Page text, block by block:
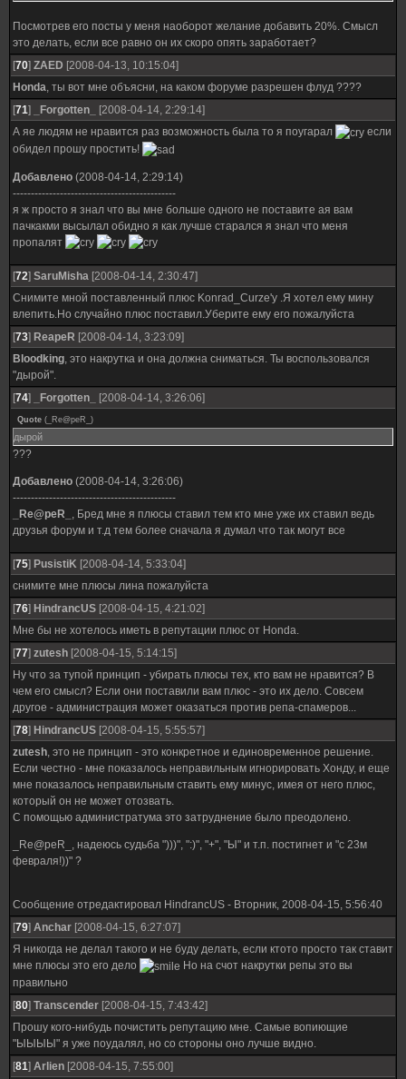
Посмотрев его посты у меня наоборот желание добавить 20%. Смысл
это делать, если все равно он их скоро опять заработает?
[70] ZAED [2008-04-13, 10:15:04]
Honda, ты вот мне объясни, на каком форуме разрешен флуд ????
[71] _Forgotten_
[2008-04-14, 2:29:14]
А яе людям не нравится раз возможность была то я поугарал
если
обидел прошу простить!
Добавлено (2008-04-14, 2:29:14)
---------------------------------------------
я ж просто я знал что вы мне больше одного не поставите ая вам
пачкакми высылал обидно я как лучше старался я знал что меня
пропалят
[72] SaruMisha [2008-04-14, 2:30:47]
Снимите мной поставленный плюс Konrad_Curze'у .Я хотел ему мину
влепить.Но случайно плюс поставил.Уберите ему его пожалуйста
[73] ReapeR [2008-04-14, 3:23:09]
Bloodking, это накрутка и она должна сниматься. Ты воспользовался
"дырой".
[74] _Forgotten_ [2008-04-14, 3:26:06]
Quote ( _Re@peR_ )
дырой
???
Добавлено (2008-04-14, 3:26:06)
---------------------------------------------
_Re@peR_ , Бред мне я плюсы ставил тем кто мне уже их ставил ведь
друзья форум и т.д тем более сначала я думал что так могут все
[75] PusistiK [2008-04-14, 5:33:04]
снимите мне плюсы лина пожалуйста
[76] HindrancUS [2008-04-15, 4:21:02]
Мне бы не хотелось иметь в репутации плюс от Honda.
[77] zutesh [2008-04-15, 5:14:15]
Ну что за тупой принцип - убирать плюсы тех, кто вам не нравится? В
чем его смысл? Если они поставили вам плюс - это их дело. Совсем
другое - администрация может оказаться против репа-спамеров...
[78] HindrancUS [2008-04-15, 5:55:57]
zutesh, это не принцип - это конкретное и единовременное решение.
Если честно - мне показалось неправильным игнорировать Хонду, и еще
мне показалось неправильным ставить ему минус, имея от него плюс,
который он не может отозвать.
С помощью администратума это затруднение было преодолено.
_Re@peR_, надеюсь судьба ")))", ":)", "+", "Ы" и т.п. постигнет и "с 23м
февраля!))" ?
Сообщение отредактировал HindrancUS - Вторник, 2008-04-15, 5:56:40
[79] Anchar [2008-04-15, 6:27:07]
Я никогда не делал такого и не буду делать, если ктото просто так ставит
мне плюсы это его дело
Но на счот накрутки репы это вы
правильно
[80] Transcender [2008-04-15, 7:43:42]
Прошу кого-нибудь почистить репутацию мне. Самые вопиющие
"ЫЫЫЫ" я уже поудалял, но со стороны оно лучше видно.
[81] Arlien [2008-04-15, 7:55:00]